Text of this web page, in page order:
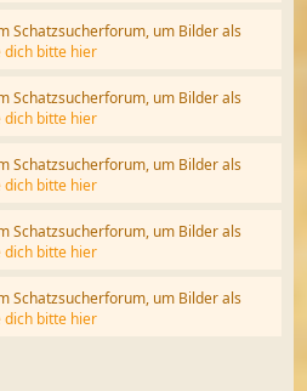
Schatzsucherforum, um Bilder als
dich bitte hier
Schatzsucherforum, um Bilder als
dich bitte hier
Schatzsucherforum, um Bilder als
dich bitte hier
Schatzsucherforum, um Bilder als
dich bitte hier
Schatzsucherforum, um Bilder als
dich bitte hier